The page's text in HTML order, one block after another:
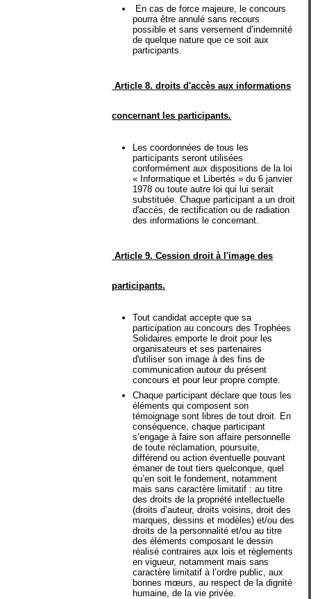
En cas de force majeure, le concours
pourra être annulé sans recours
possible et sans versement d’indemnité
de quelque nature que ce soit aux
participants.
Article 8. droits d'accès aux informations
concernant les participants.
Les coordonnées de tous les
participants seront utilisées
conformément aux dispositions de la loi
« Informatique et Libertés » du 6 janvier
1978 ou toute autre loi qui lui serait
substituée. Chaque participant a un droit
d'accès, de rectification ou de radiation
des informations le concernant.
Article 9. Cession droit à l'image des
participants.
Tout candidat accepte que sa
participation au concours des Trophées
Solidaires emporte le droit pour les
organisateurs et ses partenaires
d'utiliser son image à des fins de
communication autour du présent
concours et pour leur propre compte.
Chaque participant déclare que tous les
éléments qui composent son
témoignage sont libres de tout droit. En
conséquence, chaque participant
s’engage à faire son affaire personnelle
de toute réclamation, poursuite,
différend ou action éventuelle pouvant
émaner de tout tiers quelconque, quel
qu’en soit le fondement, notamment
mais sans caractère limitatif : au titre
des droits de la propriété intellectuelle
(droits d’auteur, droits voisins, droit des
marques, dessins et modèles) et/ou des
droits de la personnalité et/ou au titre
des éléments composant le dessin
réalisé contraires aux lois et règlements
en vigueur, notamment mais sans
caractère limitatif à l’ordre public, aux
bonnes mœurs, au respect de la dignité
humaine, de la vie privée.